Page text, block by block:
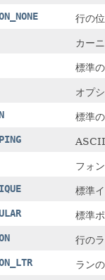
行の
カー
標準
オプ
標準
ASCII
フォ
標準
標準
行の
ラン